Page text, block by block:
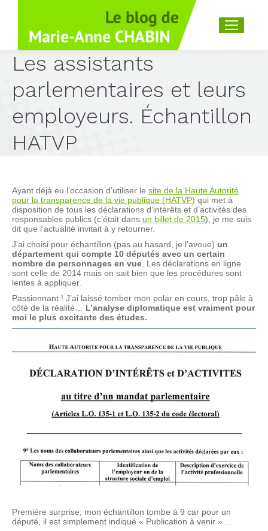
Recherche
Les assistants
parlementaires et leurs
employeurs. Échantillon
HATVP
Ayant déjà eu l’occasion d’utiliser le site de la Haute Autorité
pour la transparence de la vie publique (HATVP) qui met à
disposition de tous les déclarations d’intérêts et d’activités des
responsables publics (c’était dans un billet de 2015), je me suis
dit que l’actualité invitait à y retourner.
J’ai choisi pour échantillon (pas au hasard, je l’avoue) un
département qui compte 10 députés avec un certain
nombre de personnages en vue . Les déclarations en ligne
sont celle de 2014 mais on sait bien que les procédures sont
lentes à appliquer.
Passionnant ! J’ai laissé tomber mon polar en cours, trop pâle à
côté de la réalité… L’analyse diplomatique est vraiment pour
moi le plus excitante des études.
Première surprise, mon échantillon tombe à 9 car pour un
député, il est simplement indiqué « Publication à venir »…